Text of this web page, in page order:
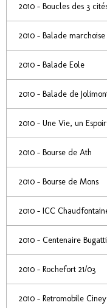
2010 - Boucles des 3
2010 - Balade marchoise
2010 - Balade Eole
2010 - Balade de
2010 - Une Vie, un Espoir
2010 - Bourse de Ath
2010 - Bourse de Mons
2010 - ICC
2010 - Centenaire
2010 - Rochefort 21/03
2010 - Retromobile Ciney